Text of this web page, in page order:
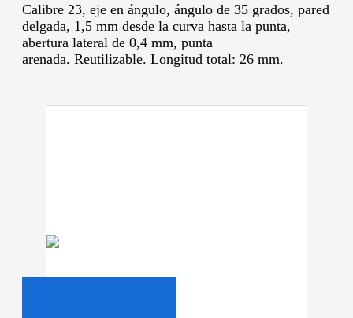
Calibre 23, eje en ángulo, ángulo de 35 grados, pared
delgada, 1,5 mm desde la curva hasta la punta,
abertura lateral de 0,4 mm, punta
arenada. Reutilizable. Longitud total: 26 mm.